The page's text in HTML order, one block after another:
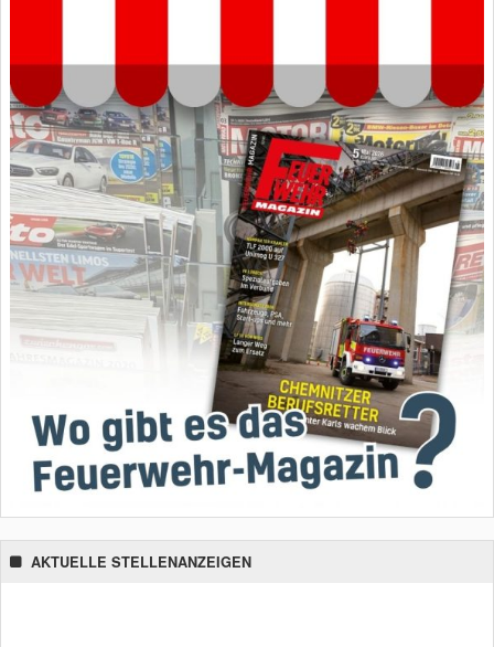
AKTUELLE STELLENANZEIGEN